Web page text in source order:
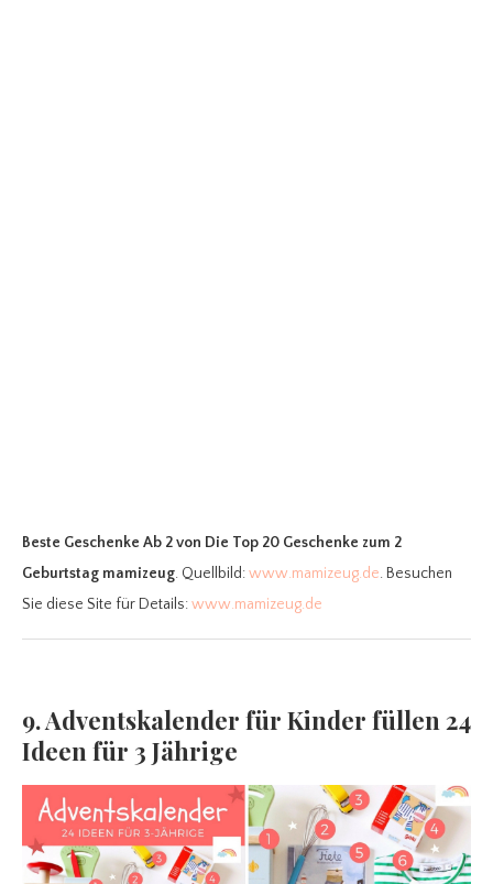
Beste Geschenke Ab 2von Die Top 20 Geschenke zum 2
Geburtstag mamizeug. Quellbild:www.mamizeug.de. Besuchen
Sie diese Site für Details:www.mamizeug.de
9. Adventskalender für Kinder füllen 24
Ideen für 3 Jährige